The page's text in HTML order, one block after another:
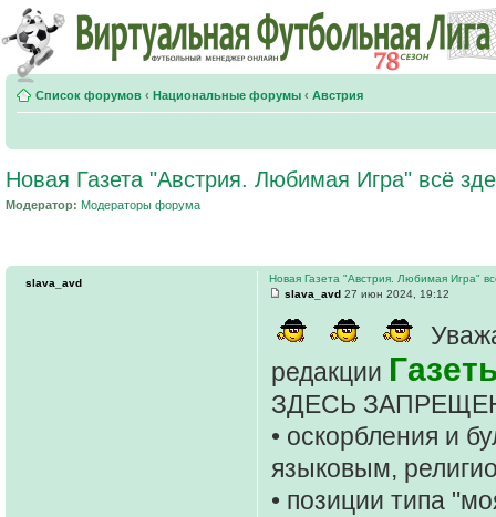
Список форумов ‹ Национальные форумы ‹ Австрия
Новая Газета "Австрия. Любимая Игра" всё
Модератор: Модераторы форума
Новая Газета "Австрия. Любимая Игра"
slava_avd 27 июн 2024, 19:12
редакции
ЗДЕСЬ
• оскорбления и
языковым,
• позиции типа
slava_avd